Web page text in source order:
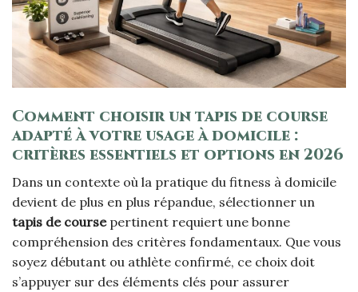
Comment choisir un tapis de course
adapté à votre usage à domicile :
critères essentiels et options en 2026
Dans un contexte où la pratique du fitness à domicile
devient de plus en plus répandue, sélectionner un
tapis de coursepertinent requiert une bonne
compréhension des critères fondamentaux. Que vous
soyez débutant ou athlète confirmé, ce choix doit
s’appuyer sur des éléments clés pour assurer